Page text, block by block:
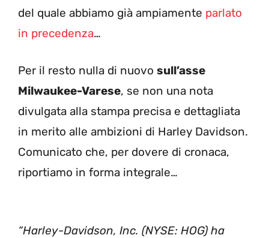
del quale abbiamo già ampiamente parlato
in precedenza…
Per il resto nulla di nuovo sull’asse
Milwaukee-Varese, se non una nota
divulgata alla stampa precisa e dettagliata
in merito alle ambizioni di Harley Davidson.
Comunicato che, per dovere di cronaca,
riportiamo in forma integrale…
“Harley-Davidson, Inc. (NYSE: HOG) ha